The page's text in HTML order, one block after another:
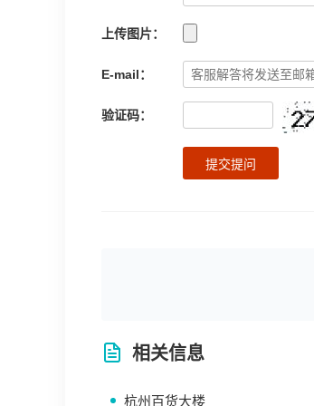
上传图片：
E-mail：
验证码：
提交提问
相关信息
杭州百货大楼